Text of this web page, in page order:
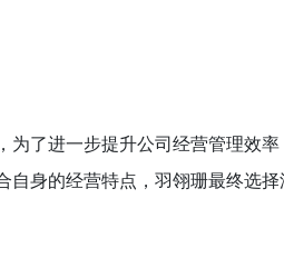
了进一步提升公司经营管理效
自身的经营特点，羽翎珊最终选择